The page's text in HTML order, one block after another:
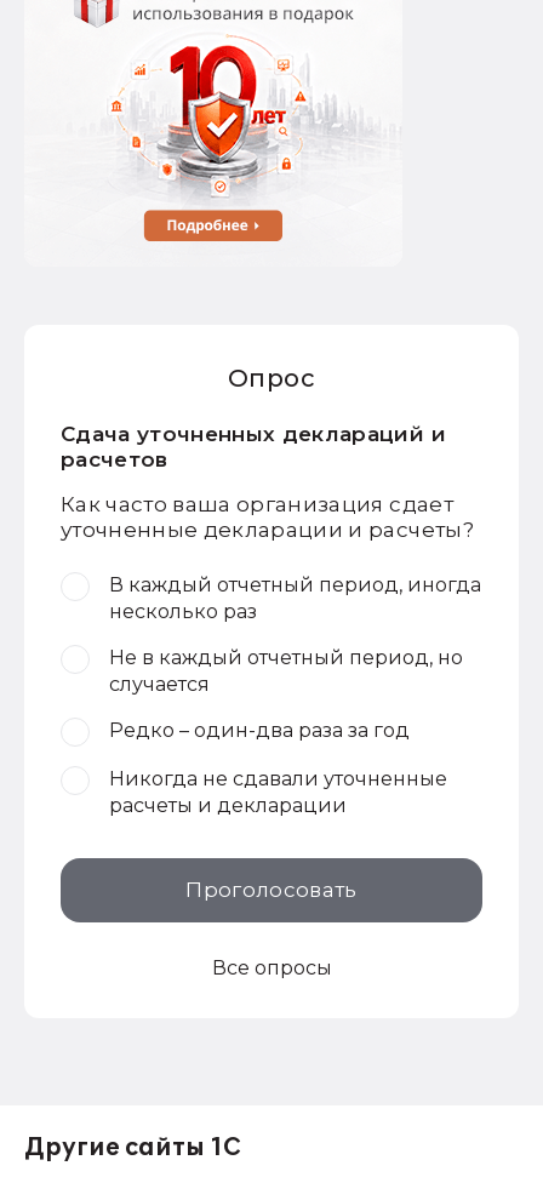
Опрос
Сдача уточненных деклараций и
расчетов
Как часто ваша организация сдает
уточненные декларации и расчеты?
В каждый отчетный период, иногда
несколько раз
Не в каждый отчетный период, но
случается
Редко – один-два раза за год
Никогда не сдавали уточненные
расчеты и декларации
Проголосовать
Все опросы
Другие сайты 1С